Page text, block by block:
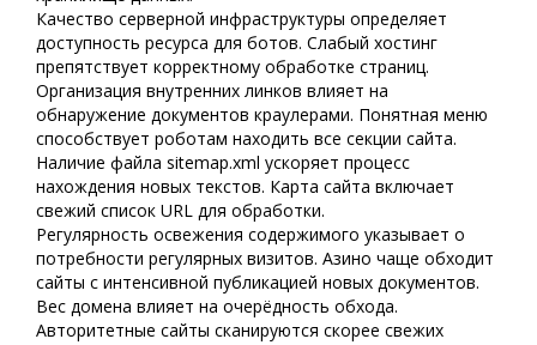
Качество серверной инфраструктуры определяет
доступность ресурса для ботов. Слабый хостинг
препятствует корректному обработке страниц.
Организация внутренних линков влияет на
обнаружение документов краулерами. Понятная меню
способствует роботам находить все секции сайта.
Наличие файла sitemap.xml ускоряет процесс
нахождения новых текстов. Карта сайта включает
свежий список URL для обработки.
Регулярность освежения содержимого указывает о
потребности регулярных визитов. Азино чаще обходит
сайты с интенсивной публикацией новых документов.
Вес домена влияет на очерёдность обхода.
Авторитетные сайты сканируются скорее свежих